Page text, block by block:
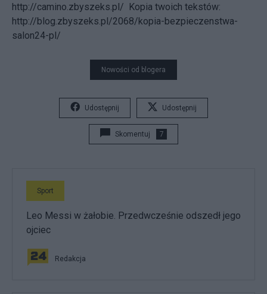
http://camino.zbyszeks.pl/ Kopia twoich tekstów:
http://blog.zbyszeks.pl/2068/kopia-bezpieczenstwa-
salon24-pl/
Nowości od blogera
Udostępnij Udostępnij
Skomentuj 7
Sport
Leo Messi w żałobie. Przedwcześnie odszedł jego
ojciec
Redakcja